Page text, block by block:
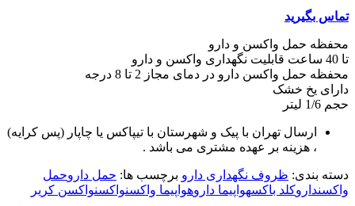
تماس بگیرید
محفظه حمل واکسن و دارو
تا 40 ساعت قابلیت نگهداری واکسن و دارو
محفظه حمل واکسن دارو در دمای مجاز 2 تا 8 درجه
دارای یخ خشک
حجم 1/6 لیتر
ارسال تهران با پیک و شهرستان با تیپاکس یا چاپار (پس کرایه)
، هزینه بر عهده مشتری می باشد .
دسته بندی: ظروف نگهداری دارو برچسب ها: حمل داروحمل
واکسنداروکلد باکسهواپیما داروهواپیما واکسنواکسنواکسن کریر